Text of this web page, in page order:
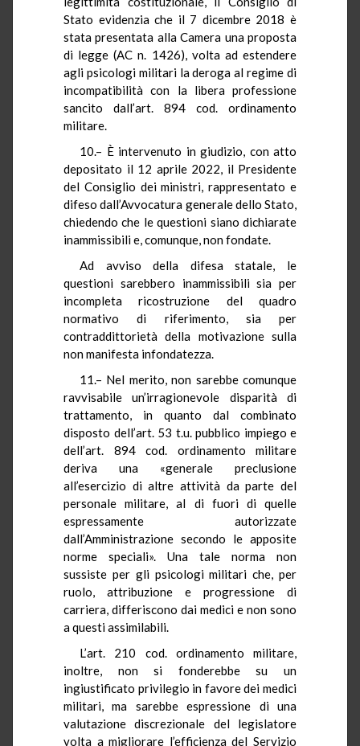
Stato evidenzia che il 7 dicembre 2018 è
stata presentata alla Camera una proposta
di legge (AC n. 1426), volta ad estendere
agli psicologi militari la deroga al regime di
incompatibilità con la libera professione
sancito dall’art. 894 cod. ordinamento
militare.
10.– È intervenuto in giudizio, con atto
depositato il 12 aprile 2022, il Presidente
del Consiglio dei ministri, rappresentato e
difeso dall’Avvocatura generale dello Stato,
chiedendo che le questioni siano dichiarate
inammissibili e, comunque, non fondate.
Ad avviso della difesa statale, le
questioni sarebbero inammissibili sia per
incompleta ricostruzione del quadro
normativo di riferimento, sia per
contraddittorietà della motivazione sulla
non manifesta infondatezza.
11.– Nel merito, non sarebbe comunque
ravvisabile un’irragionevole disparità di
trattamento, in quanto dal combinato
disposto dell’art. 53 t.u. pubblico impiego e
dell’art. 894 cod. ordinamento militare
deriva una «generale preclusione
all’esercizio di altre attività da parte del
personale militare, al di fuori di quelle
espressamente autorizzate
dall’Amministrazione secondo le apposite
norme speciali». Una tale norma non
sussiste per gli psicologi militari che, per
ruolo, attribuzione e progressione di
carriera, differiscono dai medici e non sono
a questi assimilabili.
L’art. 210 cod. ordinamento militare,
inoltre, non si fonderebbe su un
ingiustificato privilegio in favore dei medici
militari, ma sarebbe espressione di una
valutazione discrezionale del legislatore
volta a migliorare l’efficienza del Servizio